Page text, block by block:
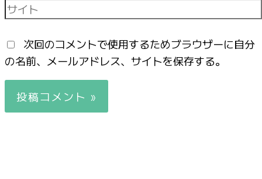
次回のコメントで使用するためブラウザーに自分
の名前、メールアドレス、サイトを保存する。